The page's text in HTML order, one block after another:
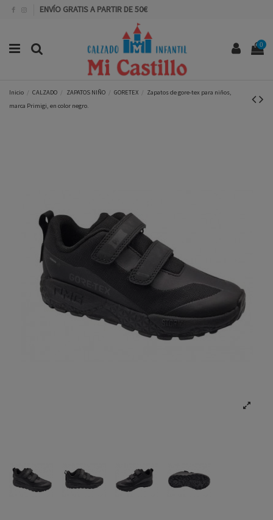
ENVÍO GRATIS A PARTIR DE 50€
0
Inicio CALZADO ZAPATOS NIÑO GORETEX
Zapatos de gore-tex para niños,
marca Primigi, en color negro.